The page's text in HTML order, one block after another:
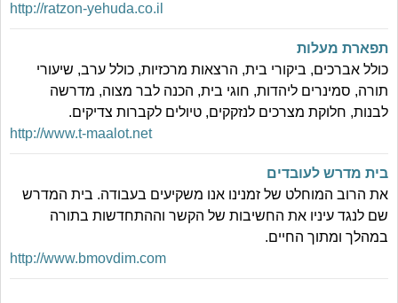
http://ratzon-yehuda.co.il
תפארת מעלות
כולל אברכים, ביקורי בית, הרצאות מרכזיות, כולל ערב, שיעורי
תורה, סמינרים ליהדות, חוגי בית, הכנה לבר מצוה, מדרשה
לבנות, חלוקת מצרכים לנזקקים, טיולים לקברות צדיקים.
http://www.t-maalot.net
בית מדרש לעובדים
את הרוב המוחלט של זמנינו אנו משקיעים בעבודה. בית המדרש
שם לנגד עיניו את החשיבות של הקשר וההתחדשות בתורה
במהלך ומתוך החיים.
http://www.bmovdim.com